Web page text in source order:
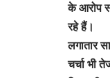
के आरोप
रहे हैं।
लगातार
चर्चा भी